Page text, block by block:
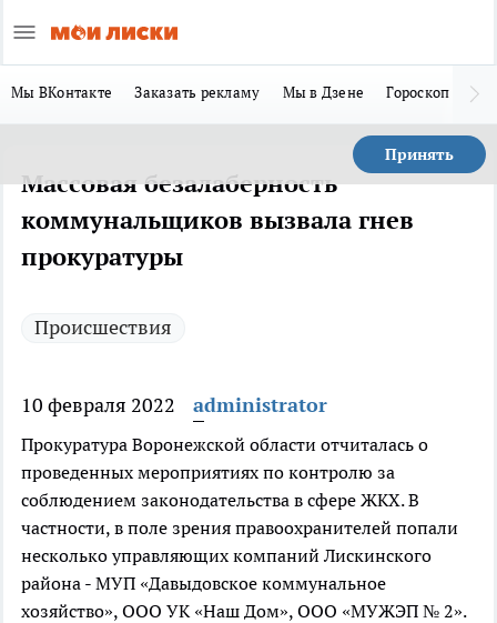
Мы ВКонтакте Заказать рекламу Мы в Дзене Гороскоп
Принять
Массовая безалаберность
коммунальщиков вызвала гнев
прокуратуры
Происшествия
10 февраля 2022 administrator
Прокуратура Воронежской области отчиталась о
проведенных мероприятиях по контролю за
соблюдением законодательства в сфере ЖКХ. В
частности, в поле зрения правоохранителей попали
несколько управляющих компаний Лискинского
района - МУП «Давыдовское коммунальное
хозяйство», ООО УК «Наш Дом», ООО «МУЖЭП № 2».